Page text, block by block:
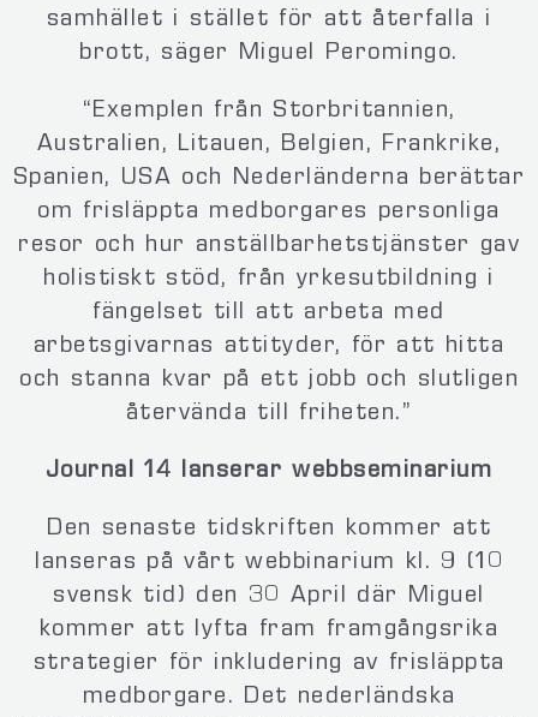
samhället i stället för att återfalla i
brott, säger Miguel Peromingo.
“Exemplen från Storbritannien,
Australien, Litauen, Belgien, Frankrike,
Spanien, USA och Nederländerna berättar
om frisläppta medborgares personliga
resor och hur anställbarhetstjänster gav
holistiskt stöd, från yrkesutbildning i
fängelset till att arbeta med
arbetsgivarnas attityder, för att hitta
och stanna kvar på ett jobb och slutligen
återvända till friheten.”
Journal 14 lanserar webbseminarium
Den senaste tidskriften kommer att
lanseras på vårt webbinarium kl. 9 (10
svensk tid) den 30 April där Miguel
kommer att lyfta fram framgångsrika
strategier för inkludering av frisläppta
medborgare. Det nederländska